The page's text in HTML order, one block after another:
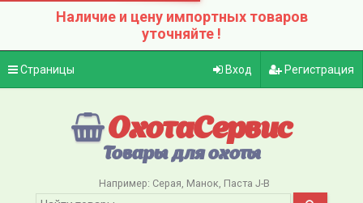
Наличие и цену импортных товаров
уточняйте !
Страницы Вход Регистрация
ОхотаСервис
Товары для охоты
Например: Серая Манок Паста J-B